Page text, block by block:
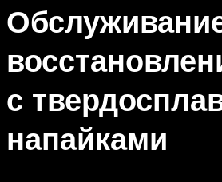
с
напайками